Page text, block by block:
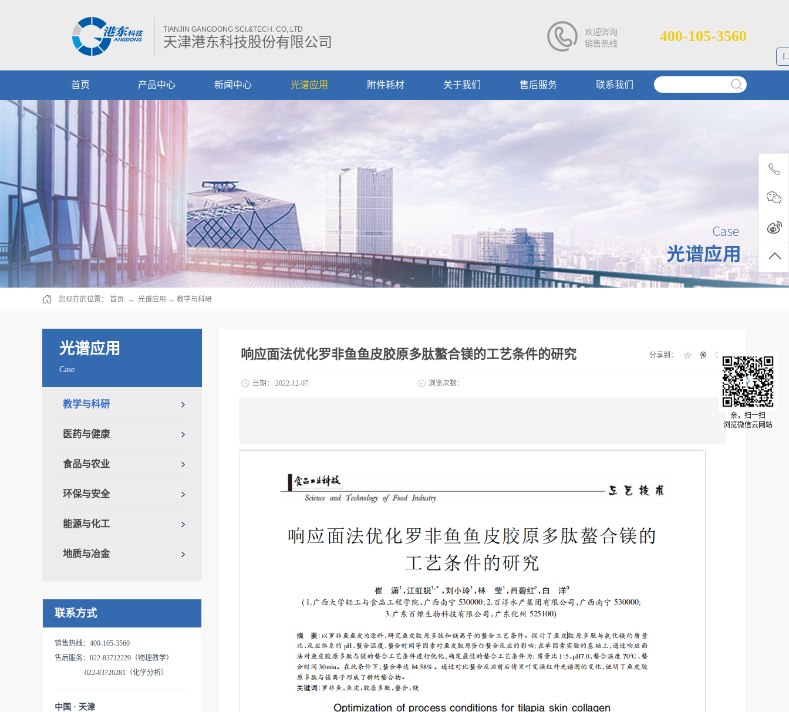
TIANJIN GANGDONG SCI.&TECH. CO,.LTD
天津港东科技股份有限公司
欢迎咨询
销售热线
400-105-3560
首页 产品中心 新闻中心 光谱应用 附件耗材 关于我们 售后服务 联系我们
您现在的位置： 首页 → 光谱应用 → 教学与科研
光谱应用
Case
教学与科研
医药与健康
食品与农业
环保与安全
能源与化工
地质与冶金
联系方式
销售热线：400-105-3560
售后服务：022-83712229（物理教学）
022-83726281（化学分析）
中国 · 天津
响应面法优化罗非鱼鱼皮胶原多肽螯合镁的工艺条件的研究
日期： 2022-12-07 浏览次数：
分享到：
亲，扫一扫
浏览微信云网站